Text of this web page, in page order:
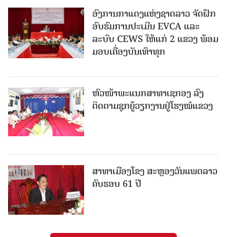
ອົງການກາແດງແຫ່ງຊາດລາວ ຈັດຝຶກ
ອົບຮົມການປະເມີນ EVCA ແລະ
ລະບົບ CEWS ໃຫ້ແກ່ 2 ແຂວງ ພ້ອມ
ມອບເຄື່ອງບັນເທົາທຸກ
ຫົວໜ້າພະແນກສາທາເຊກອງ ລົງ
ຕິດຕາມຊຸກຍູ້ວຽກງານຢູ່ໂຮງໝໍແຂວງ
ສາທາເມືອງໂຂງ ສະຫຼອງວັນແພດລາວ
ຄົບຮອບ 61 ປີ